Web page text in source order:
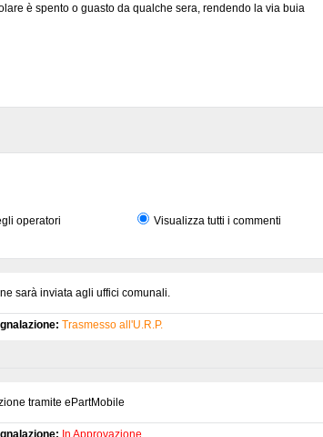
è spento o guasto da qualche sera, rendendo la via buia
operatori Visualizza tutti i commenti
sarà inviata agli uffici comunali.
Trasmesso all'U.R.P.
tramite ePartMobile
In Approvazione